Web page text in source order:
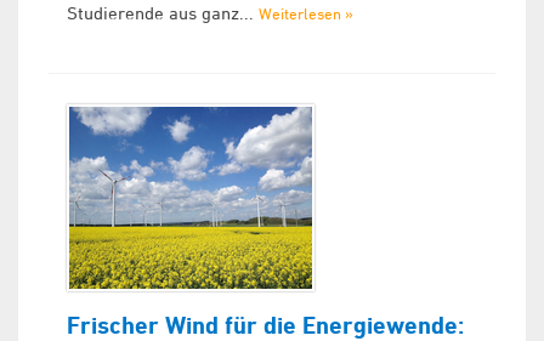
Studierende aus ganz... Weiterlesen »
Frischer Wind für die Energiewende: